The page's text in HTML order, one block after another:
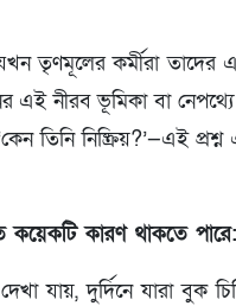
তৃণমূলের কর্মীরা তাদের
এই নীরব ভূমিকা বা
তিনি নিষ্ক্রিয়?’—এই
কয়েকটি কারণ থাকতে পারে:
যায়, দুর্দিনে যারা বুক